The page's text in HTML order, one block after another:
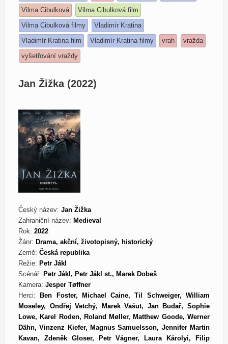
Vilma Cibulková
Vilma Cibulková film
Vilma Cibulková filmy
Vladimír Kratina
Vladimír Kratina film
Vladimír Kratina filmy vrah
vražda
vyšetřování vraždy
Jan Žižka (2022)
Český název: Jan Žižka
Zahraniční název: Medieval
Rok: 2022
Žánr: Drama, akční, životopisný, historický
Země: Česká republika
Režie: Petr Jákl
Scénář: Petr Jákl, Petr Jákl st., Marek Dobeš
Kamera: Jesper Tøffner
Herci:
Ben Foster, Michael Caine, Til Schweiger, William
Moseley, Ondřej Vetchý, Marek Vašut, Jan Budař, Sophie
Lowe, Karel Roden, Roland Møller, Matthew Goode, Werner
Dähn, Vinzenz Kiefer, Magnus Samuelsson, Jennifer Martin
Kavan, Zdeněk Gloser, Petr Vágner, Laura Károlyi, Filip